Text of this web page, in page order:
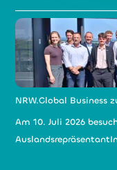
NRW.Global Business
Am 10. Juli 2026